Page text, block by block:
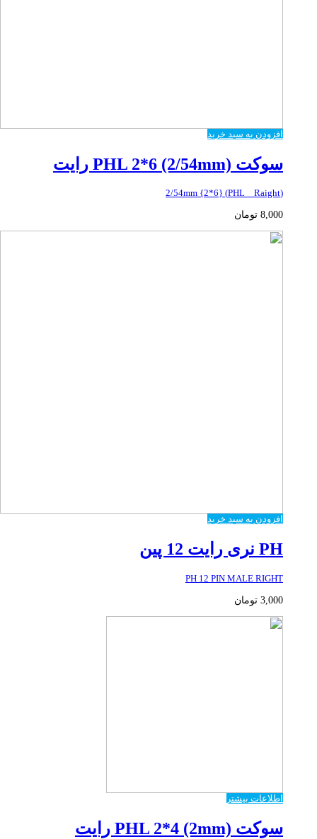
افزودن به سبد خرید
سوکت PHL 2*6 (2/54mm) رایت
(PHL _ Raight) {2*6} 2/54mm
8,000 تومان
افزودن به سبد خرید
PH نری رایت 12 پین
PH 12 PIN MALE RIGHT
3,000 تومان
اطلاعات بیشتر
سوکت PHL 2*4 (2mm) رایت